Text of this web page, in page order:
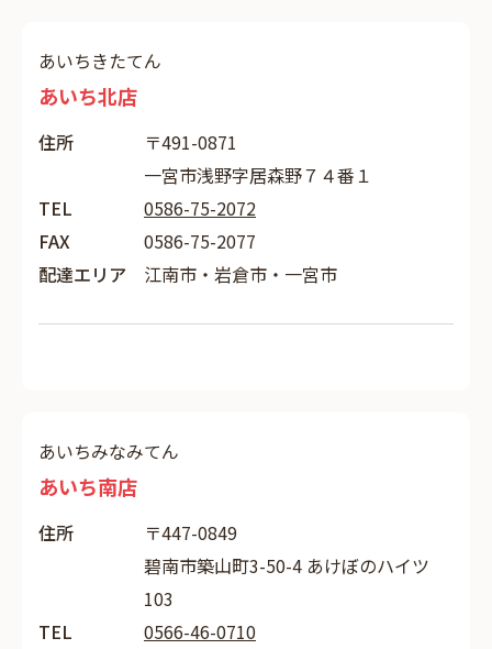
あいちきたてん
あいち北店
住所
〒491-0871
一宮市浅野字居森野７４番１
TEL
0586-75-2072
FAX
0586-75-2077
配達エリア
江南市・岩倉市・一宮市
あいちみなみてん
あいち南店
住所
〒447-0849
碧南市築山町3-50-4 あけぼのハイツ
103
TEL
0566-46-0710